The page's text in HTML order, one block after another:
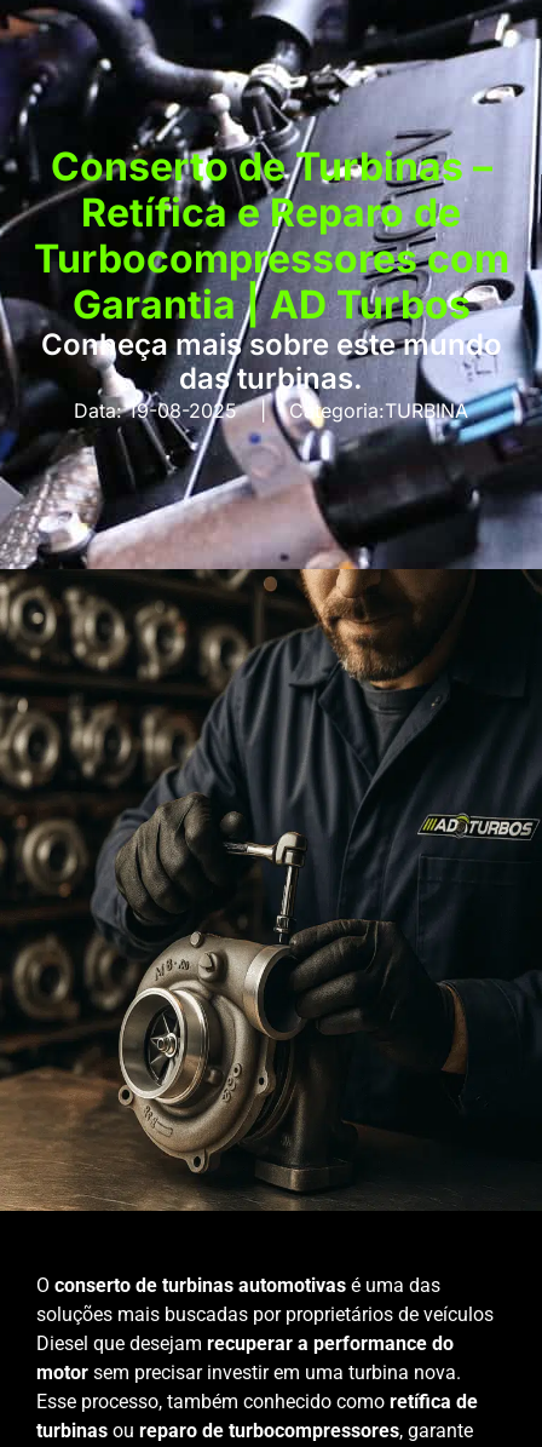
Conserto de Turbinas –
Retífica e Reparo de
Turbocompressores com
Garantia | AD Turbos
Conheça mais sobre este mundo
das turbinas.
Data: 19-08-2025 | Categoria:TURBINA
O conserto de turbinas automotivas é uma das
soluções mais buscadas por proprietários de veículos
Diesel que desejam recuperar a performance do
motor sem precisar investir em uma turbina nova.
Esse processo, também conhecido como retífica de
turbinas ou reparo de turbocompressores, garante